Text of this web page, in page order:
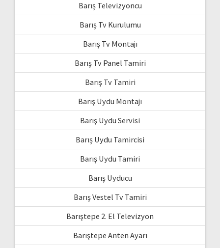
Barış Televizyoncu
Barış Tv Kurulumu
Barış Tv Montajı
Barış Tv Panel Tamiri
Barış Tv Tamiri
Barış Uydu Montajı
Barış Uydu Servisi
Barış Uydu Tamircisi
Barış Uydu Tamiri
Barış Uyducu
Barış Vestel Tv Tamiri
Barıştepe 2. El Televizyon
Barıştepe Anten Ayarı